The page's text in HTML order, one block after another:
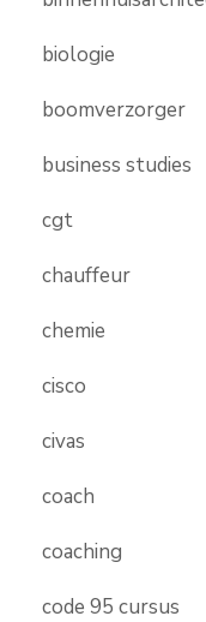
biologie
boomverzorger
business studies
cgt
chauffeur
chemie
cisco
civas
coach
coaching
code 95 cursus